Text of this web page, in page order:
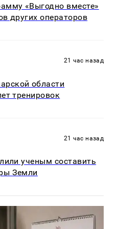
«Выгодно вместе»
других операторов
21 час назад
области
тренировок
21 час назад
ученым составить
Земли